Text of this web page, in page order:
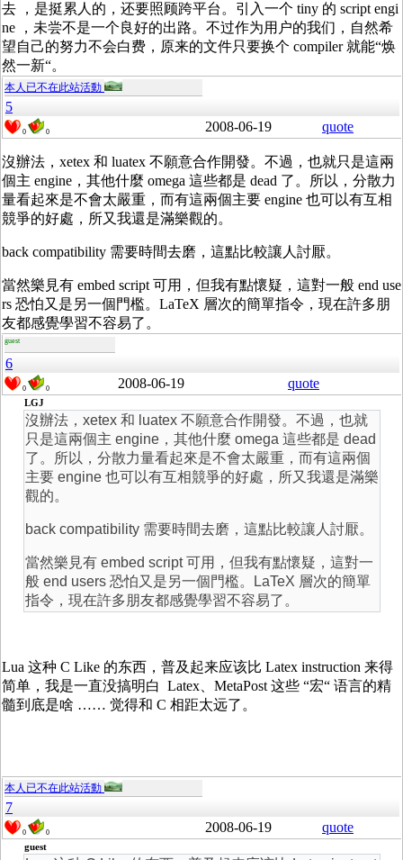
去 ，是挺累人的，还要照顾跨平台。引入一个 tiny 的 script engi
ne ，未尝不是一个良好的出路。不过作为用户的我们，自然希
望自己的努力不会白费，原来的文件只要换个 compiler 就能“焕
然一新“。
本人已不在此站活動
5
0 0 2008-06-19 quote
沒辦法，xetex 和 luatex 不願意合作開發。不過，也就只是這兩
個主 engine，其他什麼 omega 這些都是 dead 了。所以，分散力
量看起來是不會太嚴重，而有這兩個主要 engine 也可以有互相
競爭的好處，所又我還是滿樂觀的。
back compatibility 需要時間去磨，這點比較讓人討厭。
當然樂見有 embed script 可用，但我有點懷疑，這對一般 end use
rs 恐怕又是另一個門檻。LaTeX 層次的簡單指令，現在許多朋
友都感覺學習不容易了。
guest
6
0 0 2008-06-19 quote
LGJ
沒辦法，xetex 和 luatex 不願意合作開發。不過，也就
只是這兩個主 engine，其他什麼 omega 這些都是 dead
了。所以，分散力量看起來是不會太嚴重，而有這兩個
主要 engine 也可以有互相競爭的好處，所又我還是滿樂
觀的。
back compatibility 需要時間去磨，這點比較讓人討厭。
當然樂見有 embed script 可用，但我有點懷疑，這對一
般 end users 恐怕又是另一個門檻。LaTeX 層次的簡單
指令，現在許多朋友都感覺學習不容易了。
Lua 这种 C Like 的东西，普及起来应该比 Latex instruction 来得
简单，我是一直没搞明白 Latex、MetaPost 这些 “宏“ 语言的精
髓到底是啥 …… 觉得和 C 相距太远了。
本人已不在此站活動
7
0 0 2008-06-19 quote
guest